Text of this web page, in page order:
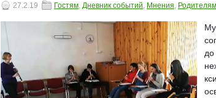
27.2.19 Гостям, Дневник событий, Мнения, Родителям